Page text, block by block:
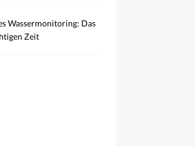
Wassermonitoring: Das
Zeit